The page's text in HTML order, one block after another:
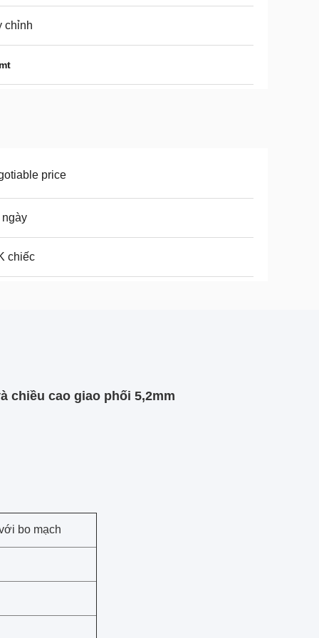
chỉnh
price
ngày
chiếc
chiều cao giao phối 5,2mm
bo mạch